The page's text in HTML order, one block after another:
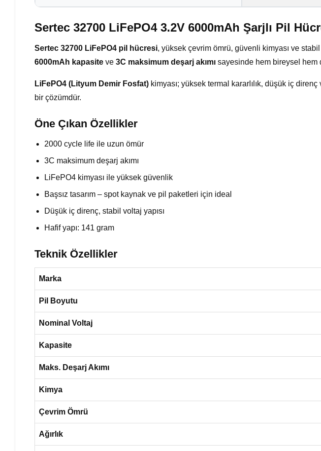
Sertec 32700 LiFePO4 3.2V 6000mAh Şarjlı Pil
Sertec 32700 LiFePO4 pil hücresi, yüksek çevrim ömrü, güvenli kimyası ve
6000mAh kapasite ve3C maksimum deşarj akımı sayesinde hem bireysel hem
LiFePO4 (Lityum Demir Fosfat) kimyası; yüksek termal kararlılık, düşük iç
bir çözümdür.
Öne Çıkan Özellikler
2000 cycle life ile uzun ömür
3C maksimum deşarj akımı
LiFePO4 kimyası ile yüksek güvenlik
Başsız tasarım – spot kaynak ve pil paketleri için ideal
Düşük iç direnç, stabil voltaj yapısı
Hafif yapı: 141 gram
Teknik Özellikler
Marka
Pil Boyutu
Nominal Voltaj
Kapasite
Maks. Deşarj Akımı
Kimya
Çevrim Ömrü
Ağırlık